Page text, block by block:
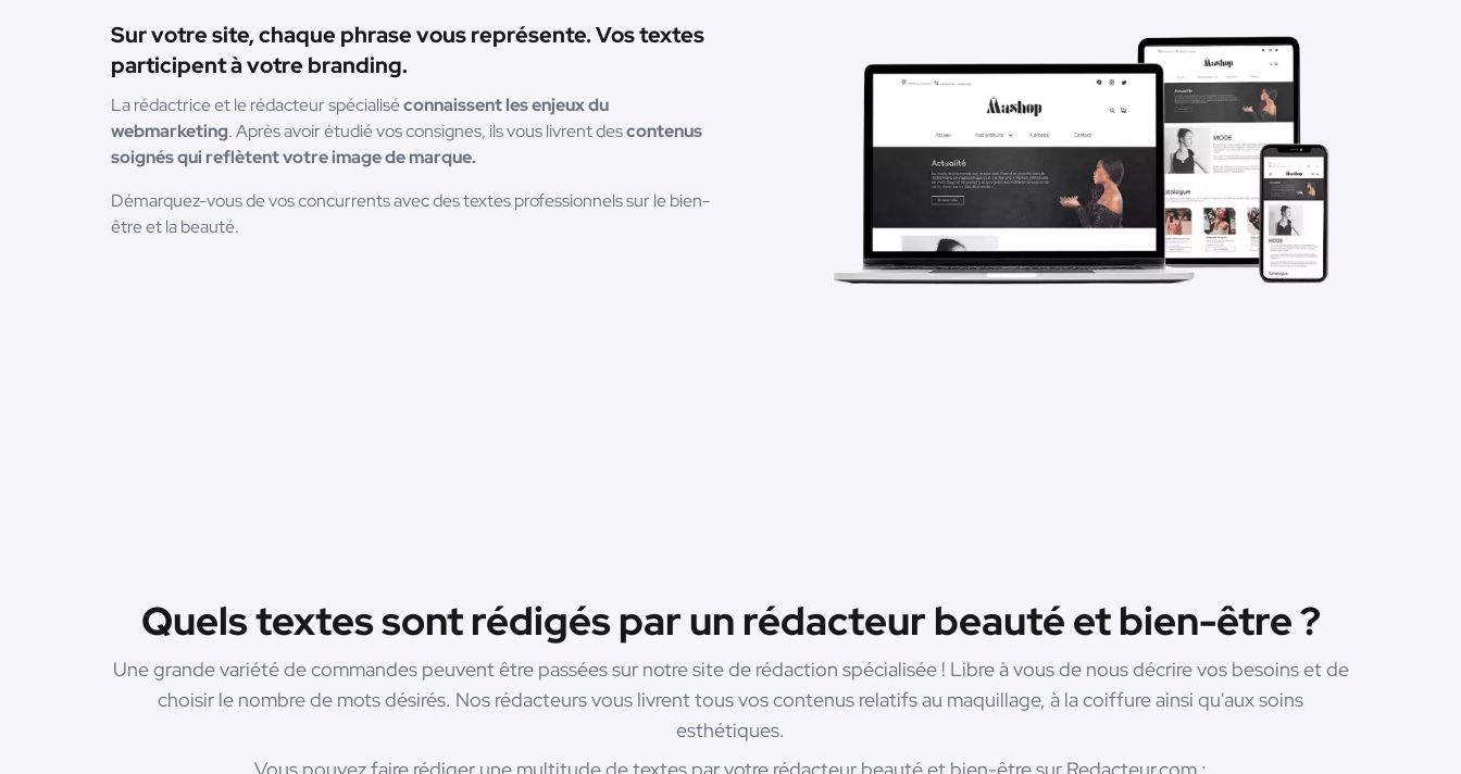
Sur votre site, chaque phrase vous représente. Vos textes
participent à votre branding.
La rédactrice et le rédacteur spécialiséconnaissent les enjeux du
webmarketing. Après avoir étudié vos consignes, ils vous livrent descontenus
soignés qui reflètent votre image de marque.
Démarquez-vous de vos concurrents avec des textes professionnels sur le bien-
être et la beauté.
Quels textes sont rédigés par un rédacteur beauté et bien-être ?
Une grande variété de commandes peuvent être passées sur notre site de rédaction spécialisée ! Libre à vous de nous décrire vos besoins et de
choisir le nombre de mots désirés. Nos rédacteurs vous livrent tous vos contenus relatifs au maquillage, à la coiffure ainsi qu'aux soins
esthétiques.